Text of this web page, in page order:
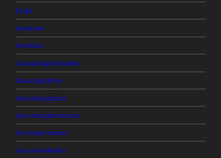
Friki
Internet
Joterías
Las ambigüedades
Las angustias
Las compañías
Las complacencias
Las esperanzas
Las novedades